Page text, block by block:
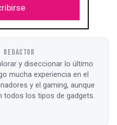
REDACTOR
y diseccionar lo último
mucha experiencia en el
y el gaming, aunque
todos los tipos de gadgets.